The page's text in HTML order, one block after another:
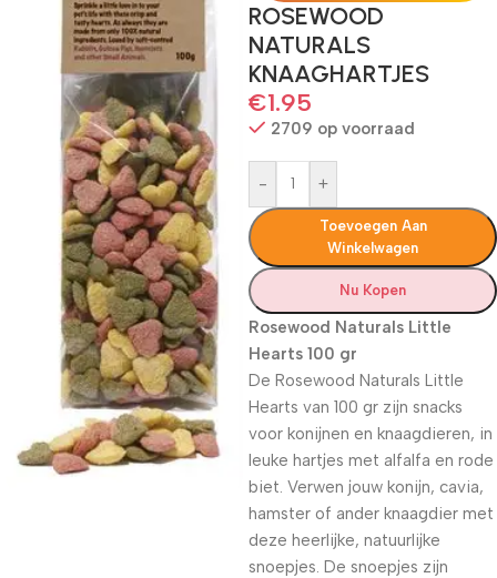
ROSEWOOD
NATURALS
KNAAGHARTJES
€1.95
2709 op voorraad
- +
Toevoegen Aan
Winkelwagen
Nu Kopen
Rosewood Naturals Little
Hearts 100 gr
De Rosewood Naturals Little
Hearts van 100 gr zijn snacks
voor konijnen en knaagdieren, in
leuke hartjes met alfalfa en rode
biet. Verwen jouw konijn, cavia,
hamster of ander knaagdier met
deze heerlijke, natuurlijke
snoepjes. De snoepjes zijn